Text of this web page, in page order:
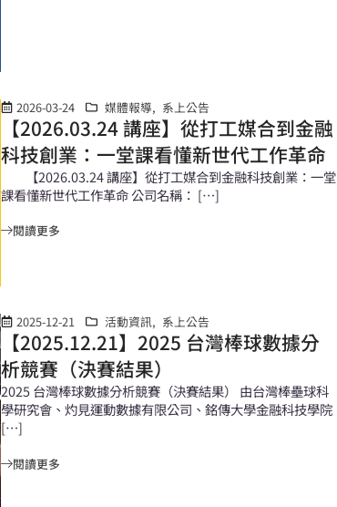
2026-03-24 媒體報導, 系上公告
【2026.03.24 講座】從打工媒合到金融
科技創業：一堂課看懂新世代工作革命
【2026.03.24 講座】從打工媒合到金融科技創業：一堂
課看懂新世代工作革命 公司名稱： […]
閱讀更多
2025-12-21 活動資訊, 系上公告
【2025.12.21】2025 台灣棒球數據分
析競賽（決賽結果）
2025 台灣棒球數據分析競賽（決賽結果） 由台灣棒壘球科
學研究會、灼見運動數據有限公司、銘傳大學金融科技學院
[…]
閱讀更多